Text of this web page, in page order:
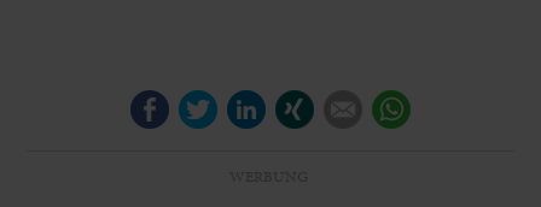
FacebookTwitterLinkedIn E-mail